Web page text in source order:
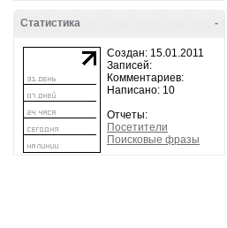
-
Статистика
Создан: 15.01.2011
Записей:
Комментариев:
Написано: 10
Отчеты:
Посетители
Поисковые фразы